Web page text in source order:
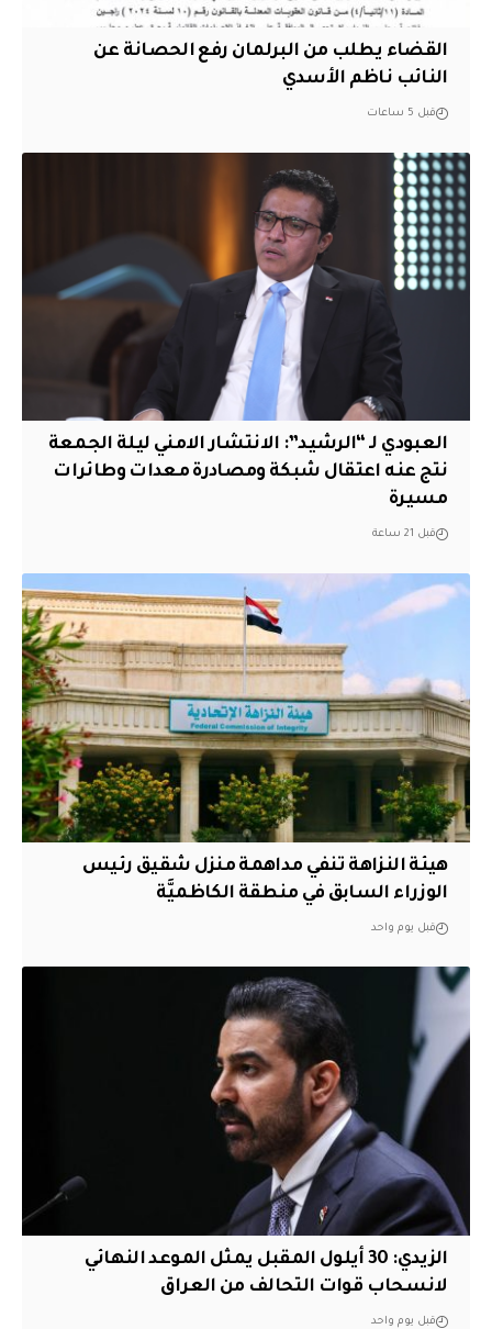
القضاء يطلب من البرلمان رفع الحصانة عن
النائب ناظم الأسدي
قبل 5 ساعات
العبودي لـ “الرشيد”: الانتشار الامني ليلة الجمعة
نتج عنه اعتقال شبكة ومصادرة معدات وطائرات
مسيرة
قبل 21 ساعة
هيئة النزاهة تنفي مداهمة منزل شقيق رئيس
الوزراء السابق في منطقة الكاظميَّة
قبل يوم واحد
الزيدي: 30 أيلول المقبل يمثل الموعد النهائي
لانسحاب قوات التحالف من العراق
قبل يوم واحد